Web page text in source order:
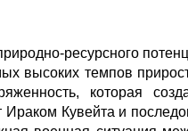
ресурсного
высоких темпов
которая
Кувейта и